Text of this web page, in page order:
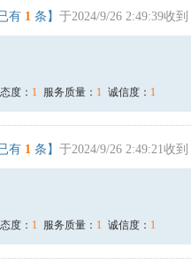
有 1 条】 于2024/9/26 2:49:39收到
度： 1 服务质量： 1 诚信度： 1
有 1 条】 于2024/9/26 2:49:21收到
度： 1 服务质量： 1 诚信度： 1